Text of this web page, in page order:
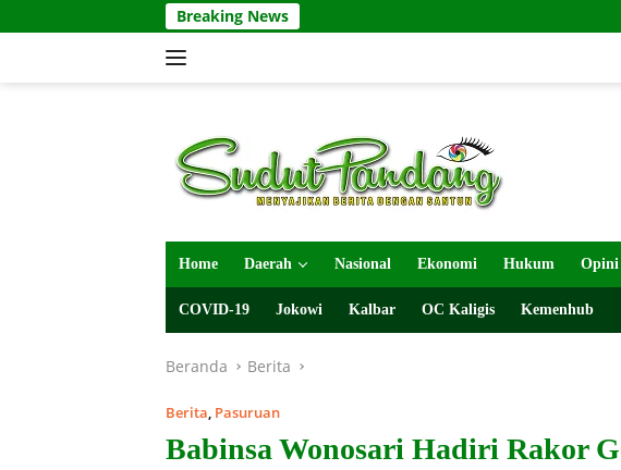
ke
Breaking News
Home Daerah Nasional Ekonomi Hukum Opini
COVID-19 Jokowi Kalbar OC Kaligis Kemenhub
Beranda Berita
Berita, Pasuruan
Babinsa Wonosari Hadiri Rakor